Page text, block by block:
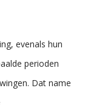
evenals hun
perioden
Dat name